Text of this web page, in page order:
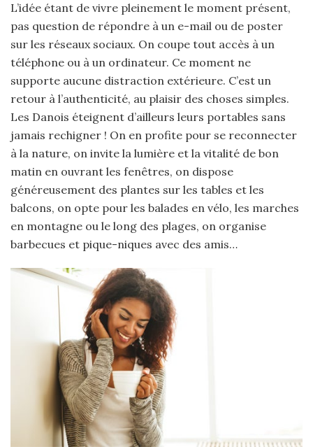
L’idée étant de vivre pleinement le moment présent,
pas question de répondre à un e-mail ou de poster
sur les réseaux sociaux. On coupe tout accès à un
téléphone ou à un ordinateur. Ce moment ne
supporte aucune distraction extérieure. C’est un
retour à l’authenticité, au plaisir des choses simples.
Les Danois éteignent d’ailleurs leurs portables sans
jamais rechigner ! On en profite pour se reconnecter
à la nature, on invite la lumière et la vitalité de bon
matin en ouvrant les fenêtres, on dispose
généreusement des plantes sur les tables et les
balcons, on opte pour les balades en vélo, les marches
en montagne ou le long des plages, on organise
barbecues et pique-niques avec des amis…